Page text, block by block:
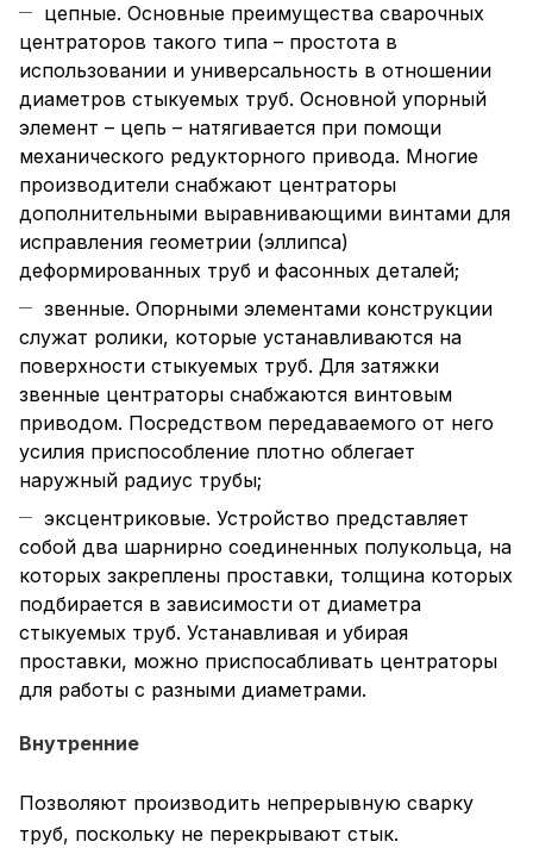
цепные. Основные преимущества сварочных
центраторов такого типа – простота в
использовании и универсальность в отношении
диаметров стыкуемых труб. Основной упорный
элемент – цепь – натягивается при помощи
механического редукторного привода. Многие
производители снабжают центраторы
дополнительными выравнивающими винтами для
исправления геометрии (эллипса)
деформированных труб и фасонных деталей;
звенные. Опорными элементами конструкции
служат ролики, которые устанавливаются на
поверхности стыкуемых труб. Для затяжки
звенные центраторы снабжаются винтовым
приводом. Посредством передаваемого от него
усилия приспособление плотно облегает
наружный радиус трубы;
эксцентриковые. Устройство представляет
собой два шарнирно соединенных полукольца, на
которых закреплены проставки, толщина которых
подбирается в зависимости от диаметра
стыкуемых труб. Устанавливая и убирая
проставки, можно приспосабливать центраторы
для работы с разными диаметрами.
Внутренние
Позволяют производить непрерывную сварку
труб, поскольку не перекрывают стык.